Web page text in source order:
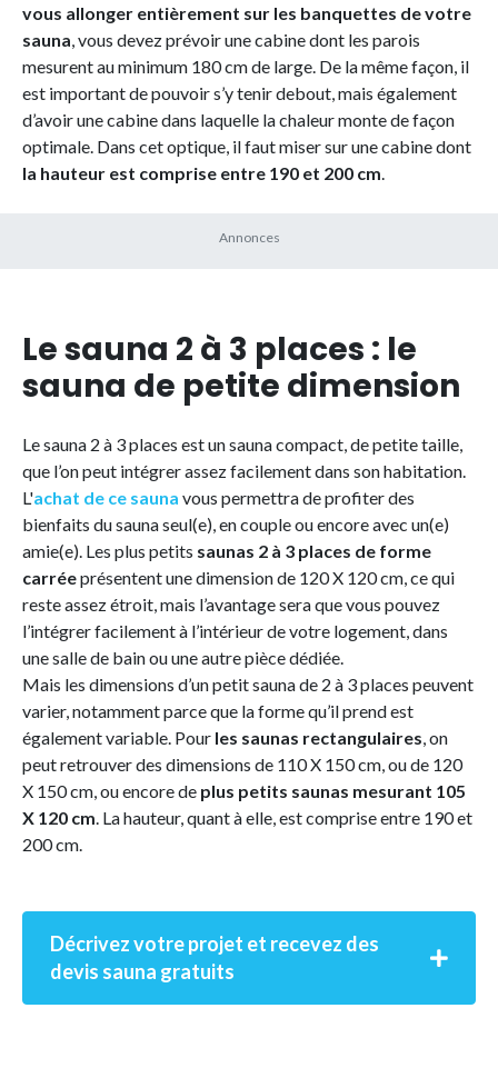
vous allonger entièrement sur les banquettes de votre
sauna , vous devez prévoir une cabine dont les parois
mesurent au minimum 180 cm de large. De la même façon, il
est important de pouvoir s’y tenir debout, mais également
d’avoir une cabine dans laquelle la chaleur monte de façon
optimale. Dans cet optique, il faut miser sur une cabine dont
la hauteur est comprise entre 190 et 200 cm
Le sauna 2 à 3 places : le
sauna de petite dimension
Le sauna 2 à 3 places est un sauna compact, de petite taille,
que l’on peut intégrer assez facilement dans son habitation.
L'achat de ce sauna vous permettra de profiter des
bienfaits du sauna seul(e), en couple ou encore avec un(e)
amie(e). Les plus petits saunas 2 à 3 places de forme
carréeprésentent une dimension de 120 X 120 cm, ce qui
reste assez étroit, mais l’avantage sera que vous pouvez
l’intégrer facilement à l’intérieur de votre logement, dans
une salle de bain ou une autre pièce dédiée.
Mais les dimensions d’un petit sauna de 2 à 3 places peuvent
varier, notamment parce que la forme qu’il prend est
également variable. Pour les saunas rectangulaires , on
peut retrouver des dimensions de 110 X 150 cm, ou de 120
X 150 cm, ou encore de plus petits saunas mesurant 105
X 120 cm . La hauteur, quant à elle, est comprise entre 190 et
200 cm.
Décrivez votre projet et recevez des
devis sauna gratuits